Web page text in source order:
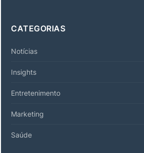
CATEGORIAS
Notícias
Insights
Entretenimento
Marketing
Saúde